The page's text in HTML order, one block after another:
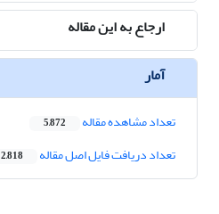
ارجاع به این مقاله
آمار
تعداد مشاهده مقاله 5,872
تعداد دریافت فایل اصل مقاله 2,818